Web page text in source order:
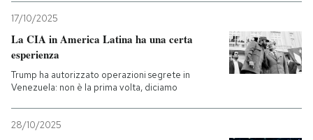
17/10/2025
La CIA in America Latina ha una certa
esperienza
Trump ha autorizzato operazioni segrete in
Venezuela: non è la prima volta, diciamo
28/10/2025